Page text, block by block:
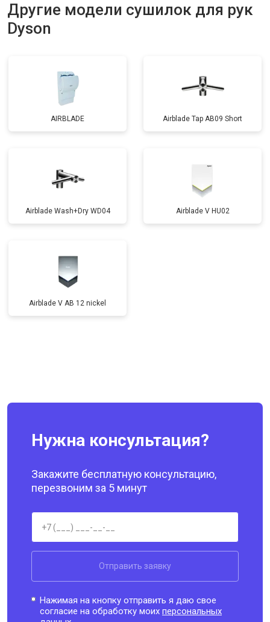
Другие модели сушилок для рук
Dyson
AIRBLADE Airblade Tap AB09 Short
Airblade Wash+Dry WD04 Airblade V HU02
Airblade V AB 12 nickel
Нужна консультация?
Закажите бесплатную консультацию,
перезвоним за 5 минут
Отправить заявку
Нажимая на кнопку отправить я даю свое
согласие на обработку моихперсональных